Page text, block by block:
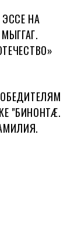
НА
"БИНОНТÆ.